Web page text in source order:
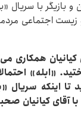
بازیگر با سریال
زیست اجتماعی
«ابله»
اینکه سریال
آقای کیانیان